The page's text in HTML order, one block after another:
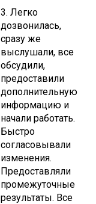
3. Легко
дозвонилась,
сразу же
выслушали, все
обсудили,
предоставили
дополнительную
информацию и
начали работать.
Быстро
согласовывали
изменения.
Предоставляли
промежуточные
результаты. Все